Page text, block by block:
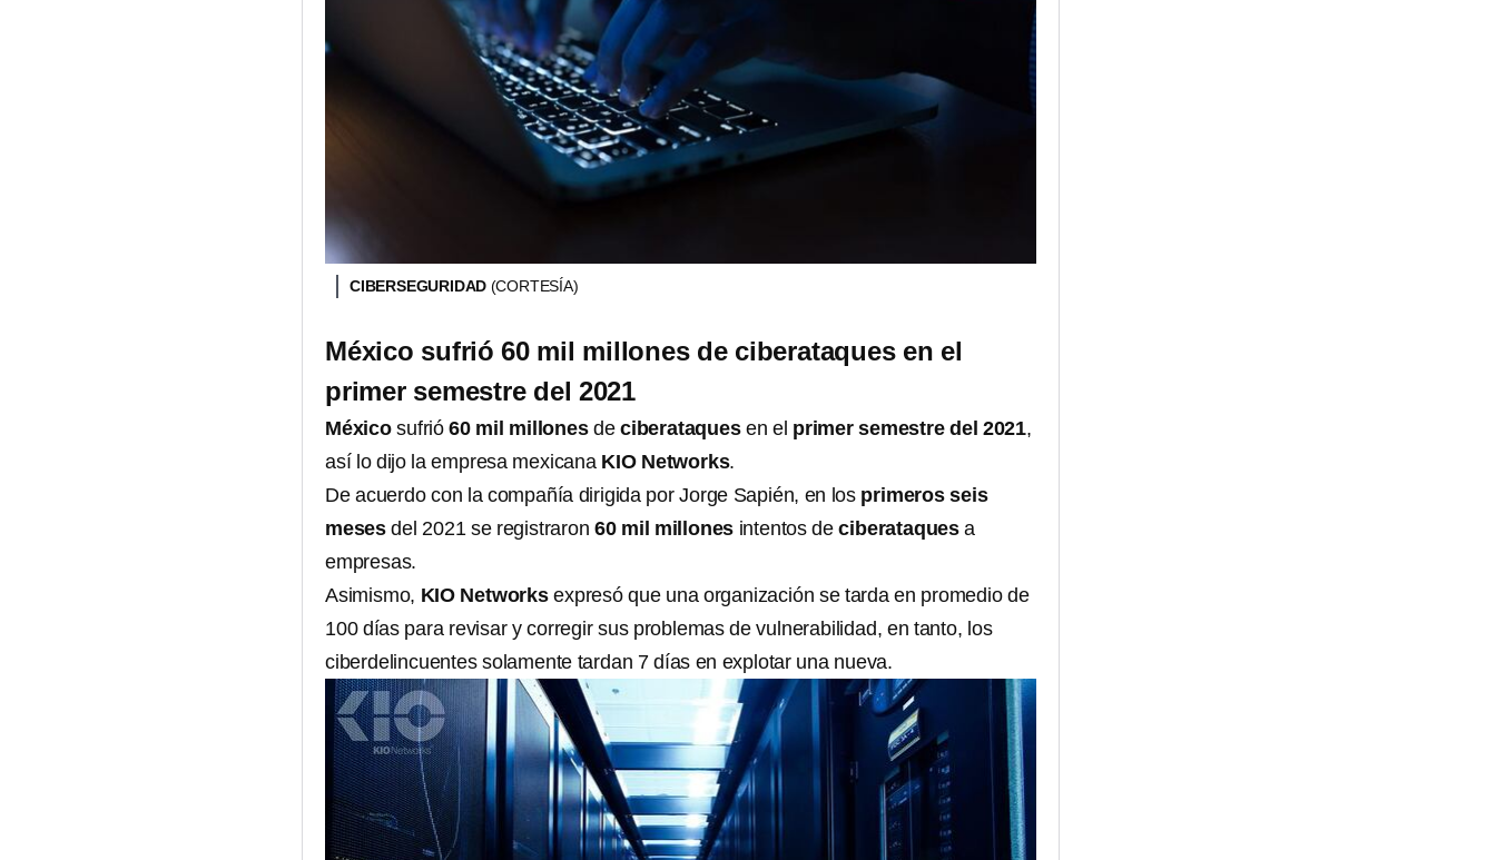
CIBERSEGURIDAD (CORTESÍA)
México sufrió 60 mil millones de ciberataques en el
primer semestre del 2021
Méxicosufrió60 mil millonesdeciberataquesen el primer semestre del 2021,
así lo dijo la empresa mexicanaKIO Networks.
De acuerdo con la compañía dirigida por Jorge Sapién, en los primeros seis
meses del 2021 se registraron 60 mil millones intentos deciberataques a
empresas.
Asimismo, KIO Networksexpresó que una organización se tarda en promedio de
100 días para revisar y corregir sus problemas de vulnerabilidad, en tanto, los
ciberdelincuentes solamente tardan 7 días en explotar una nueva.